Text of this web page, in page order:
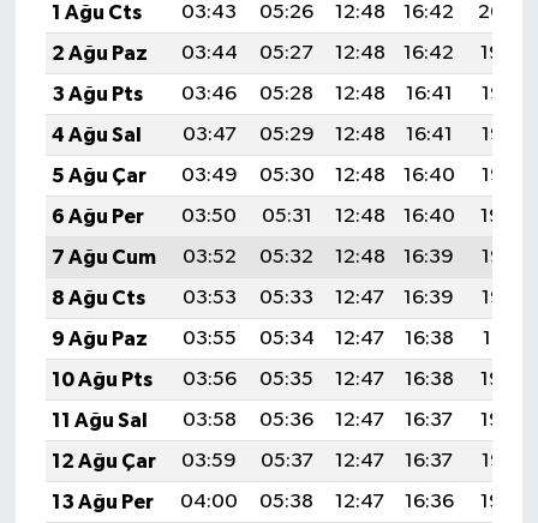
1 Ağu Cts
03:43 05:26 12:48 16:42
20:00
2 Ağu Paz
03:44 05:27 12:48 16:42
19:59
3 Ağu Pts
03:46 05:28 12:48 16:41
19:58
4 Ağu Sal
03:47 05:29 12:48 16:41
19:57
5 Ağu Çar
03:49 05:30 12:48 16:40
19:56
6 Ağu Per
03:50 05:31 12:48 16:40
19:54
7 Ağu Cum
03:52 05:32 12:48 16:39
19:53
8 Ağu Cts
03:53 05:33 12:47 16:39
19:52
9 Ağu Paz
03:55 05:34 12:47 16:38
19:51
10 Ağu Pts
03:56 05:35 12:47 16:38
19:49
11 Ağu Sal
03:58 05:36 12:47 16:37
19:48
12 Ağu Çar
03:59 05:37 12:47 16:37
19:47
13 Ağu Per
04:00 05:38 12:47 16:36
19:46